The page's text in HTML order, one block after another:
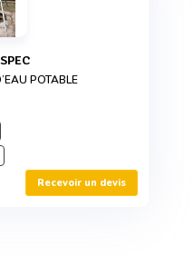
POTABLE
Recevoir un devis